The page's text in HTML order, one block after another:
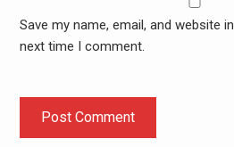
Save my name, email, and website
next time I comment.